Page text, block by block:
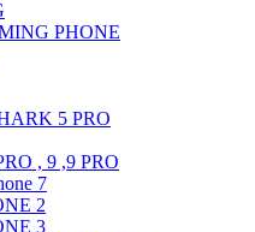
PHONE
5 PRO
, 9 ,9 PRO
7
2
3